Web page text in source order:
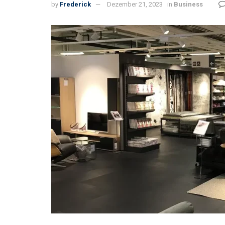
by Frederick Dezember 21, 2023 in Business